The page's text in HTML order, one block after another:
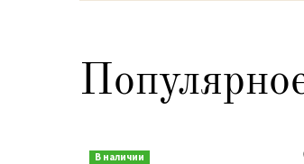
В наличии